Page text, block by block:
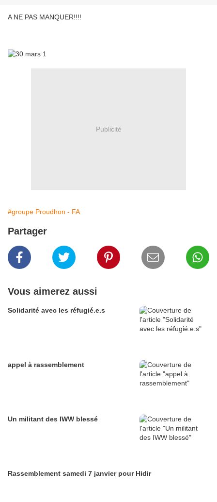
A NE PAS MANQUER!!!!
Publicité
#groupe Proudhon - FA
Partager
Vous aimerez aussi
Solidarité avec les réfugié.e.s
appel à rassemblement
Un militant des IWW blessé
Rassemblement samedi 7 janvier pour Hidir